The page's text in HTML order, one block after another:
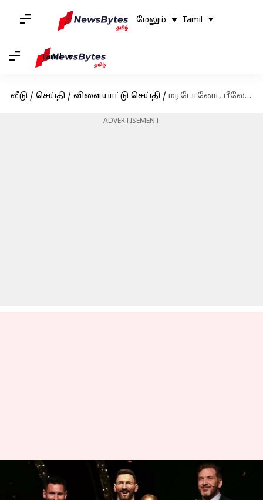
மேலும் Tamil
Tamil
வீடு / செய்தி / விளையாட்டு செய்தி / மரடோனோ, பீலே வரிசையில் இணைந்த லியோனல் மெஸ்ஸி
ADVERTISEMENT
மரடோனோ, பீலே
வரிசையில் இணைந்த